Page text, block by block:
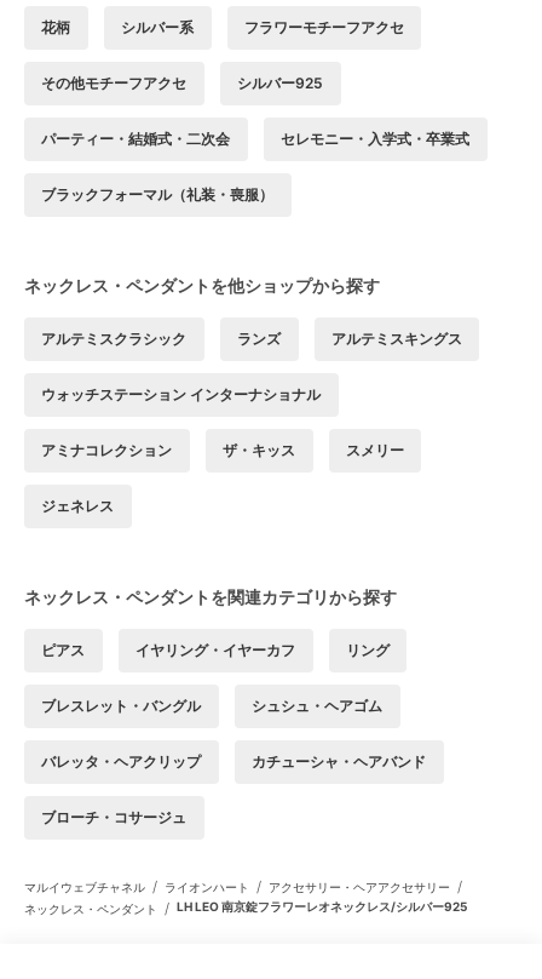
花柄 シルバー系 フラワーモチーフアクセ
その他モチーフアクセ シルバー925
パーティー・結婚式・二次会 セレモニー・入学式・卒業式
ブラックフォーマル（礼装・喪服）
ネックレス・ペンダントを他ショップから探す
アルテミスクラシック ランズ アルテミスキングス
ウォッチステーション インターナショナル
アミナコレクション ザ・キッス スメリー
ジェネレス
ネックレス・ペンダントを関連カテゴリから探す
ピアス イヤリング・イヤーカフ リング
ブレスレット・バングル シュシュ・ヘアゴム
バレッタ・ヘアクリップ カチューシャ・ヘアバンド
ブローチ・コサージュ
マルイウェブチャネル / ライオンハート / アクセサリー・ヘアアクセサリー /
ネックレス・ペンダント / LH LEO 南京錠フラワーレオネックレス/シルバー925